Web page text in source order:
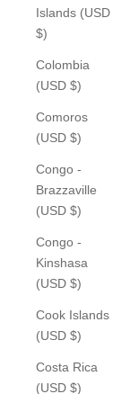
Islands (USD
$)
Colombia
(USD $)
Comoros
(USD $)
Congo -
Brazzaville
(USD $)
Congo -
Kinshasa
(USD $)
Cook Islands
(USD $)
Costa Rica
(USD $)